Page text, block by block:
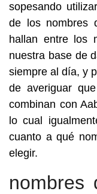
sopesando
de los nombres
hallan entre los
nuestra base de
siempre al día, y
de averiguar
combinan con
lo cual
cuanto a qué
elegir.
nombres